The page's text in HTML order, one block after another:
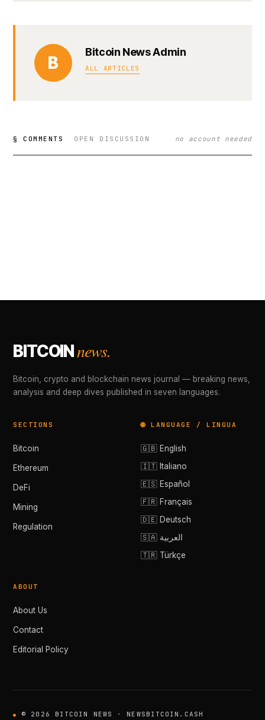
B
Bitcoin News Admin
ALL ARTICLES
§ COMMENTS OPEN DISCUSSION no account needed
BITCOINnews.
Bitcoin, crypto and blockchain news journal — breaking news,
analysis and deep dives published in seven languages.
SECTIONS
Bitcoin
Ethereum
DeFi
Mining
Regulation
🌐 LANGUAGE / LINGUA
🇬🇧 English
🇮🇹 Italiano
🇪🇸 Español
🇫🇷 Français
🇩🇪 Deutsch
🇸🇦 العربية
🇹🇷 Türkçe
ABOUT
About Us
Contact
Editorial Policy
© 2026 BITCOIN NEWS · NEWSBITCOIN.CASH